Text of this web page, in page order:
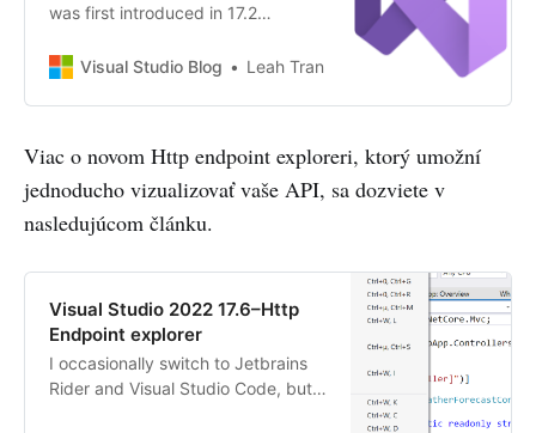
was first introduced in 17.2
its quality since. The new search
capabilities into one UI, so you can
you need.
Visual Studio Blog Leah Tran
Viac o novom Http endpoint exploreri, ktorý umožní
jednoducho vizualizovať vaše API, sa dozviete v
nasledujúcom článku.
Visual Studio 2022 17.6–Http
Endpoint explorer
I occasionally switch to Jetbrains
Rider and Visual Studio Code, but